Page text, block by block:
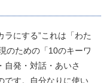
ラにする”これは「わた
のための「10のキーワ
自発・対話・あいさ
です。自分なりに使い